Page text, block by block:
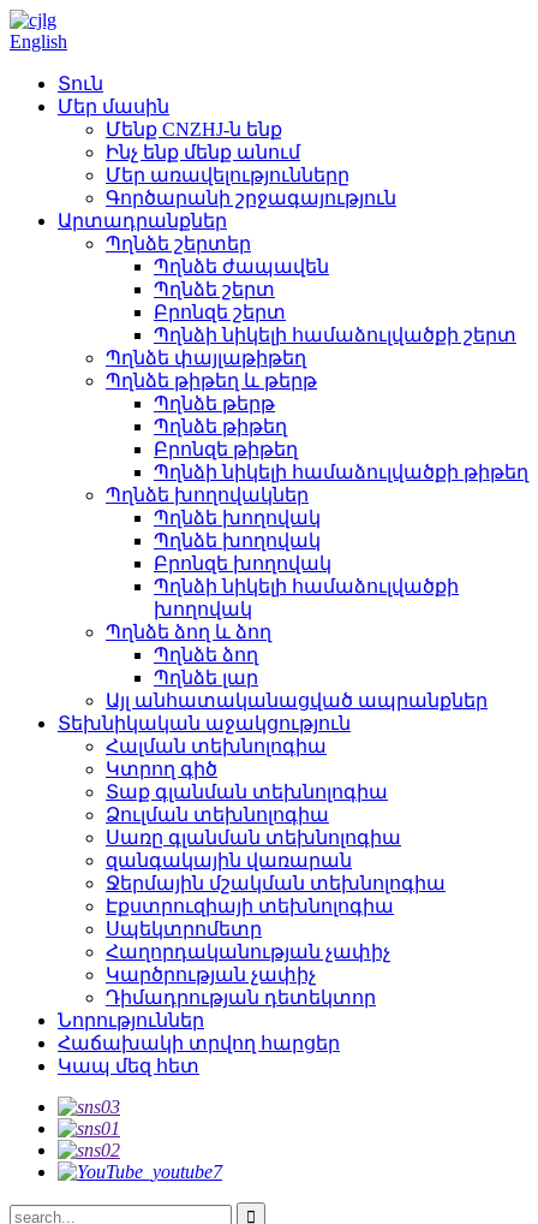
English
Տուն
Մեր մասին
Մենք CNZHJ-ն ենք
Ինչ ենք մենք անում
Մեր առավելությունները
Գործարանի շրջագայություն
Արտադրանքներ
Պղնձե շերտեր
Պղնձե ժապավեն
Պղնձե շերտ
Բրոնզե շերտ
Պղնձի նիկելի համաձուլվածքի շերտ
Պղնձե փայլաթիթեղ
Պղնձե թիթեղ և թերթ
Պղնձե թերթ
Պղնձե թիթեղ
Բրոնզե թիթեղ
Պղնձի նիկելի համաձուլվածքի թիթեղ
Պղնձե խողովակներ
Պղնձե խողովակ
Պղնձե խողովակ
Բրոնզե խողովակ
Պղնձի նիկելի համաձուլվածքի
խողովակ
Պղնձե ձող և ձող
Պղնձե ձող
Պղնձե լար
Այլ անհատականացված ապրանքներ
Տեխնիկական աջակցություն
Հալման տեխնոլոգիա
Կտրող գիծ
Տաք գլանման տեխնոլոգիա
Ձուլման տեխնոլոգիա
Սառը գլանման տեխնոլոգիա
զանգակային վառարան
Ջերմային մշակման տեխնոլոգիա
Էքստրուզիայի տեխնոլոգիա
Սպեկտրոմետր
Հաղորդականության չափիչ
Կարծրության չափիչ
Դիմադրության դետեկտոր
Նորություններ
Հաճախակի տրվող հարցեր
Կապ մեզ հետ